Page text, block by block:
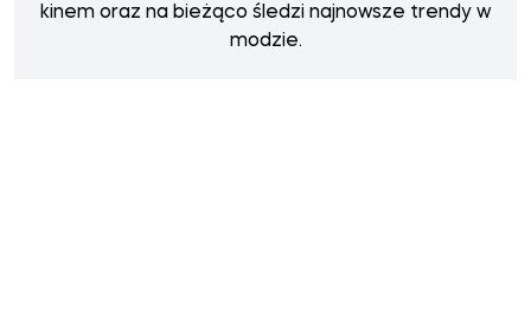
kinem oraz na bieżąco śledzi najnowsze trendy w
modzie.